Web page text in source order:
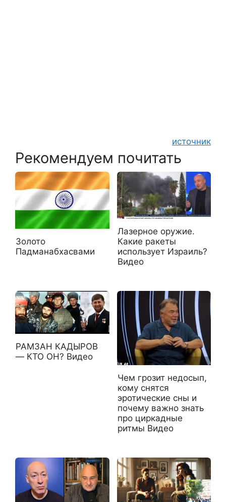
источник
Рекомендуем почитать
Золото
Падманабхасвами
Лазерное оружие.
Какие ракеты
использует Израиль?
Видео
РАМЗАН КАДЫРОВ
— КТО ОН? Видео
Чем грозит недосып,
кому снятся
эротические сны и
почему важно знать
про циркадные
ритмы Видео